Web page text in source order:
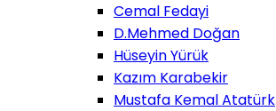
Cemal Fedayi
D.Mehmed Doğan
Hüseyin Yürük
Kazım Karabekir
Mustafa Kemal Atatürk